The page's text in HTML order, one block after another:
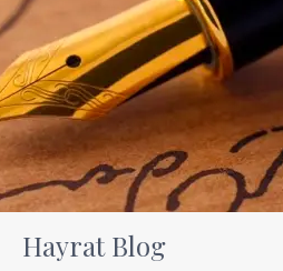
Hayrat Blog